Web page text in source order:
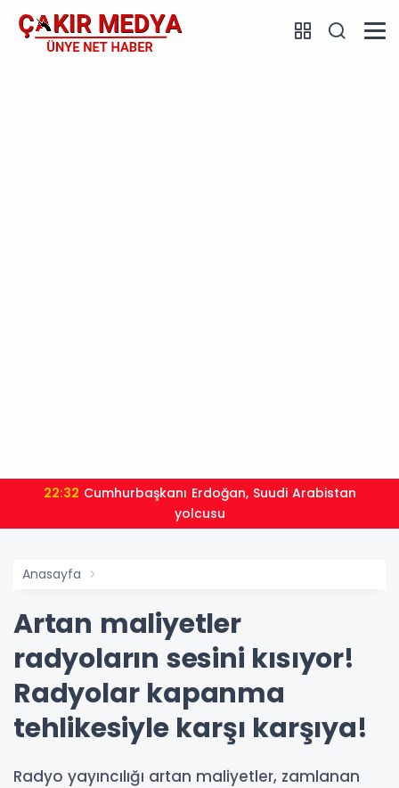
22:32
yolcusu
Anasayfa
Artan maliyetler
radyoların sesini kısıyor!
Radyolar kapanma
tehlikesiyle karşı karşıya!
Radyo yayıncılığı artan maliyetler, zamlanan